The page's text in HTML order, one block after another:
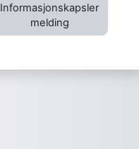
Informasjonskapsler
melding